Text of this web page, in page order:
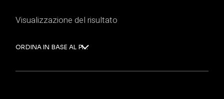
Visualizzazione del risultato
ORDINA IN BASE AL PIÙ RECENTE